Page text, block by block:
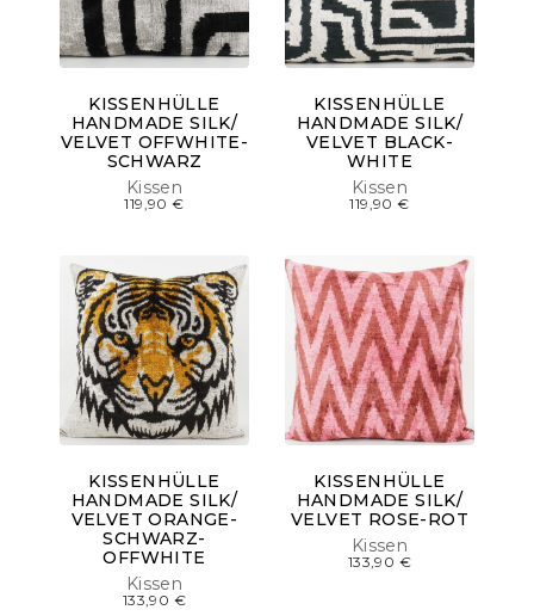
Kissen
KISSENHÜLLE
HANDMADE SILK/
VELVET OFFWHITE-
SCHWARZ
119,90€
Kissen
KISSENHÜLLE
HANDMADE SILK/
VELVET BLACK-
WHITE
119,90€
Kissen
KISSENHÜLLE
HANDMADE SILK/
VELVET ORANGE-
SCHWARZ-
OFFWHITE
133,90 €
Kissen
KISSENHÜLLE
HANDMADE SILK/
VELVET ROSE-ROT
133,90 €